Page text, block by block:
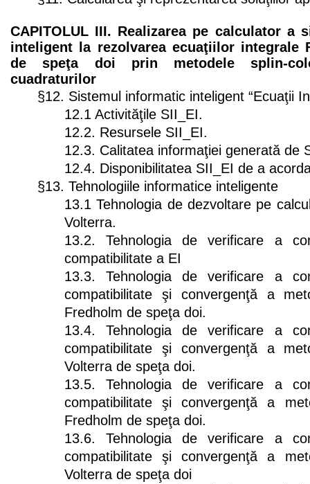
CAPITOLUL III. Realizarea pe calculator a
inteligent la rezolvarea ecuaţiilor integrale
de speţa doi prin metodele splin-
cuadraturilor
§12. Sistemul informatic inteligent “Ecuaţii
12.1 Activităţile SII_EI.
12.2. Resursele SII_EI.
12.3. Calitatea informaţiei generată de
12.4. Disponibilitatea SII_EI de a
§13. Tehnologiile informatice inteligente
13.1 Tehnologia de dezvoltare pe
Volterra.
13.2. Tehnologia de verificare a
compatibilitate a EI
13.3. Tehnologia de verificare a
compatibilitate şi convergenţă a
Fredholm de speţa doi.
13.4. Tehnologia de verificare a
compatibilitate şi convergenţă a
Volterra de speţa doi.
13.5. Tehnologia de verificare a
compatibilitate şi convergenţă a
Fredholm de speţa doi.
13.6. Tehnologia de verificare a
compatibilitate şi convergenţă a
Volterra de speţa doi